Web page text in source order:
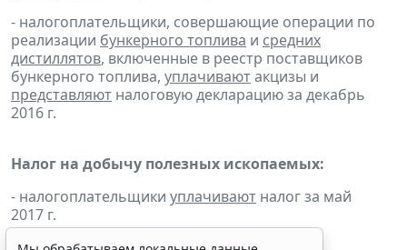
- налогоплательщики, совершающие операции по
реализации бункерного топлива и средних
дистиллятов, включенные в реестр поставщиков
бункерного топлива, уплачиваютакцизы и
представляют налоговую декларацию за декабрь
2016 г.
Налог на добычу полезных ископаемых:
- налогоплательщики уплачивают налог за май
2017 г.